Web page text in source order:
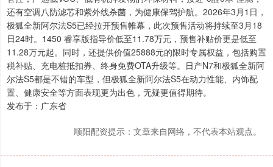
还有空调八防滤芯和紫外线杀菌，为健康保驾护航。2026年3月1日，
极狐全新阿尔法S5已经拉开预售帷幕，此次预售活动将持续至3月18
日24时。1450 睿享版指导价低至11.78万元，预售补贴价更是低至
11.28万元起。同时，还提供价值25888元的限时专属权益，包括购置
税补贴、充电桩抵扣券、终身免费OTA升级等。日产N7和极狐全新阿
尔法S5都是不错的车型，但极狐全新阿尔法S5在动力性能、内饰配
置、健康安全等方面表现更为出色，无疑更值得期待。
发布于：广东省
顺阳配资提示：文章来自网络，不代表本站观点。